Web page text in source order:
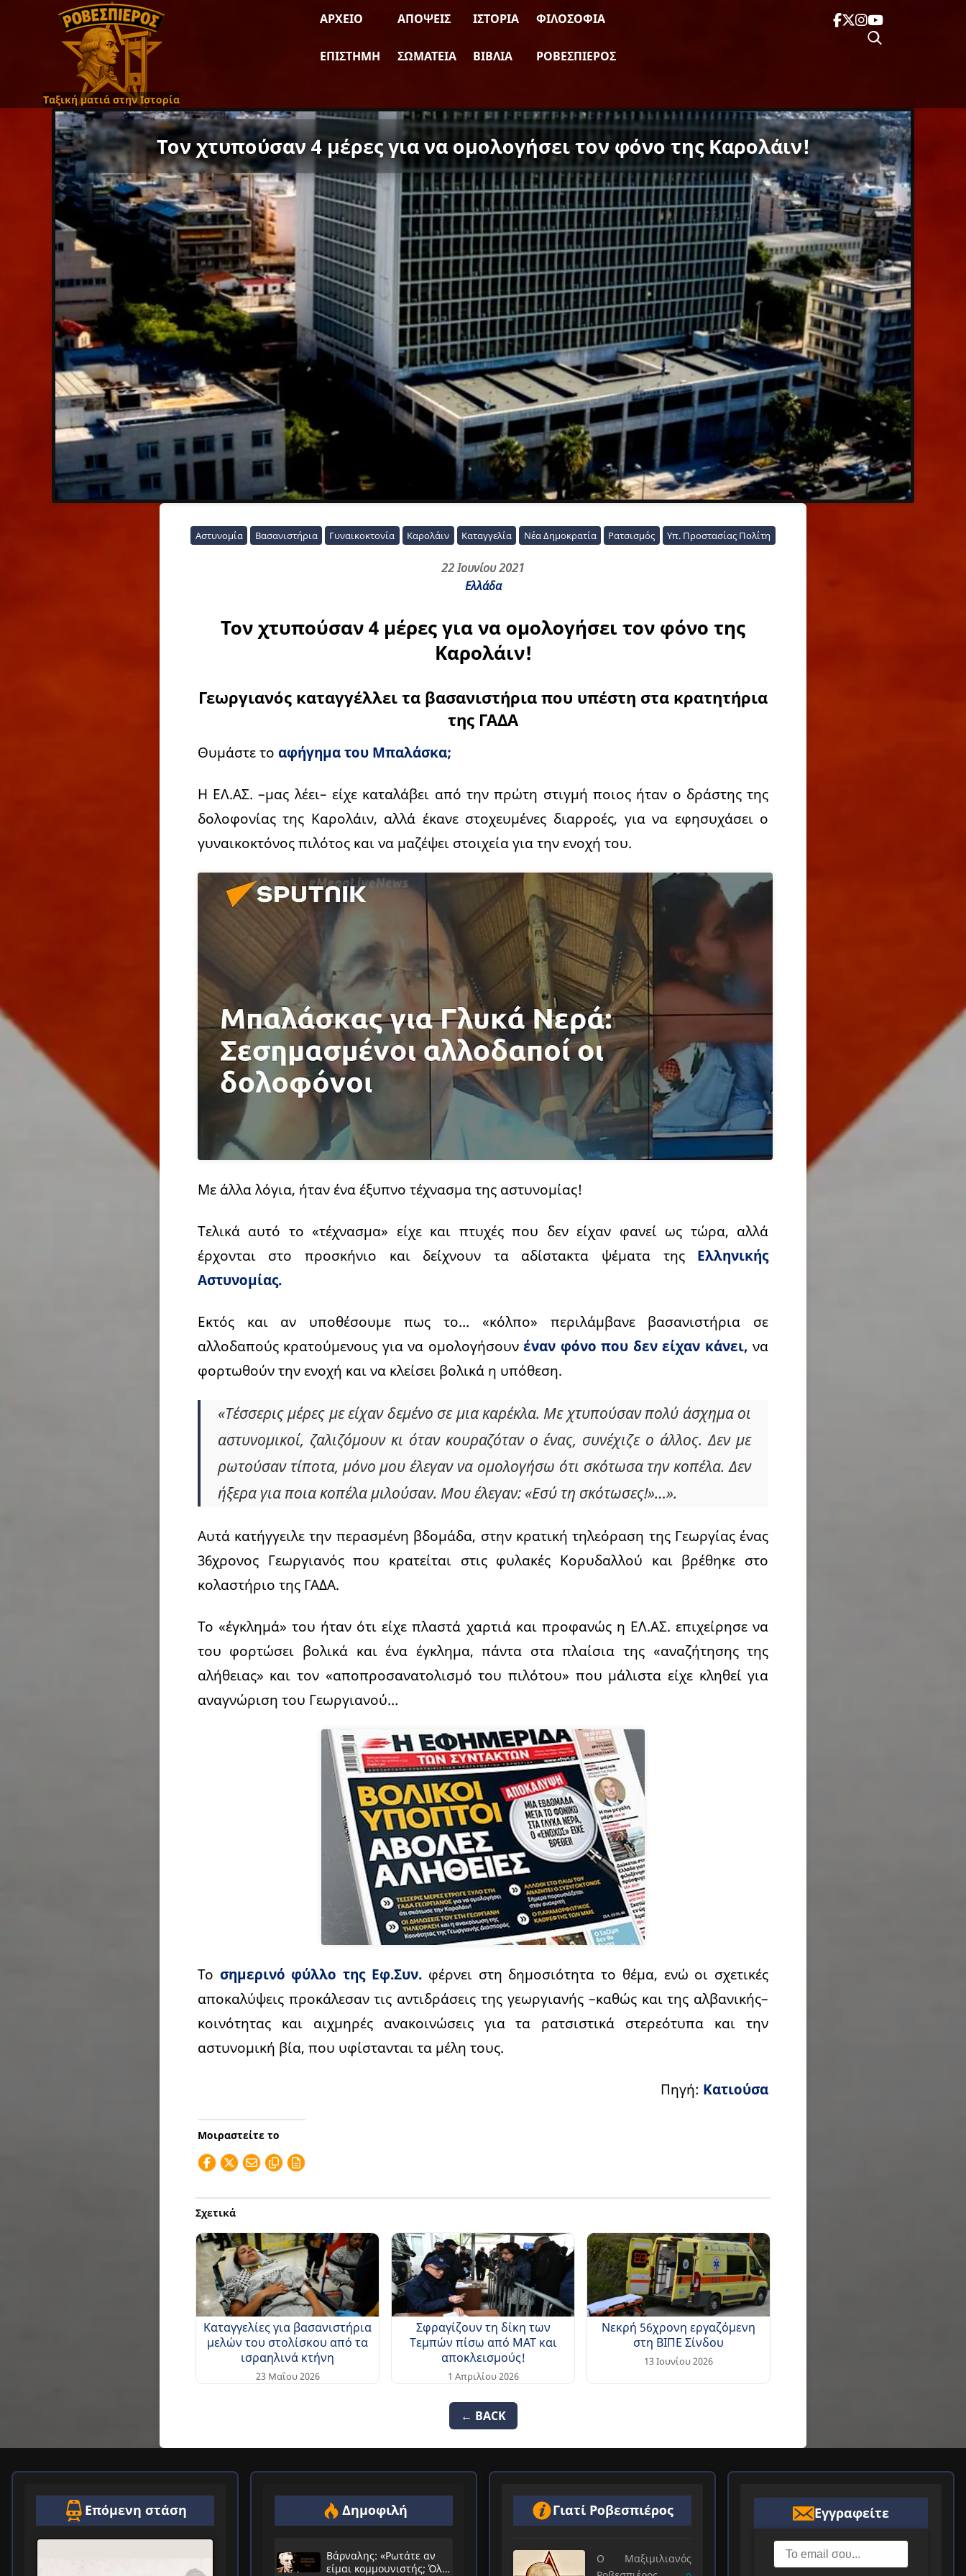
Ταξική ματιά στην Ιστορία
ΑΡΧΕΊΟ ΑΠΌΨΕΙΣ ΙΣΤΟΡΊΑ ΦΙΛΟΣΟΦΊΑ
ΕΠΙΣΤΉΜΗ ΣΩΜΑΤΕΊΑ ΒΙΒΛΊΑ ΡΟΒΕΣΠΙΈΡΟΣ
Τον χτυπούσαν 4 μέρες για να ομολογήσει τον φόνο της Καρολάιν!
Αστυνομία Βασανιστήρια Γυναικοκτονία Καρολάιν Καταγγελία Νέα Δημοκρατία Ρατσισμός Υπ. Προστασίας Πολίτη
22 Ιουνίου 2021
Ελλάδα
Τον χτυπούσαν 4 μέρες για να ομολογήσει τον φόνο της
Καρολάιν!
Γεωργιανός καταγγέλλει τα βασανιστήρια που υπέστη στα κρατητήρια
της ΓΑΔΑ
Θυμάστε το αφήγημα του Μπαλάσκα;
Η ΕΛ.ΑΣ. –μας λέει– είχε καταλάβει από την πρώτη στιγμή ποιος ήταν ο δράστης της
δολοφονίας της Καρολάιν, αλλά έκανε στοχευμένες διαρροές, για να εφησυχάσει ο
γυναικοκτόνος πιλότος και να μαζέψει στοιχεία για την ενοχή του.
Με άλλα λόγια, ήταν ένα έξυπνο τέχνασμα της αστυνομίας!
Τελικά αυτό το «τέχνασμα» είχε και πτυχές που δεν είχαν φανεί ως τώρα, αλλά
έρχονται στο προσκήνιο και δείχνουν τα αδίστακτα ψέματα της Ελληνικής
Αστυνομίας.
Εκτός και αν υποθέσουμε πως το… «κόλπο» περιλάμβανε βασανιστήρια σε
αλλοδαπούς κρατούμενους για να ομολογήσουνέναν φόνο που δεν είχαν κάνει, να
φορτωθούν την ενοχή και να κλείσει βολικά η υπόθεση.
«Τέσσερις μέρες με είχαν δεμένο σε μια καρέκλα. Με χτυπούσαν πολύ άσχημα οι
αστυνομικοί, ζαλιζόμουν κι όταν κουραζόταν ο ένας, συνέχιζε ο άλλος. Δεν με
ρωτούσαν τίποτα, μόνο μου έλεγαν να ομολογήσω ότι σκότωσα την κοπέλα. Δεν
ήξερα για ποια κοπέλα μιλούσαν. Μου έλεγαν: «Εσύ τη σκότωσες!»…».
Αυτά κατήγγειλε την περασμένη βδομάδα, στην κρατική τηλεόραση της Γεωργίας ένας
36χρονος Γεωργιανός που κρατείται στις φυλακές Κορυδαλλού και βρέθηκε στο
κολαστήριο της ΓΑΔΑ.
Το «έγκλημά» του ήταν ότι είχε πλαστά χαρτιά και προφανώς η ΕΛ.ΑΣ. επιχείρησε να
του φορτώσει βολικά και ένα έγκλημα, πάντα στα πλαίσια της «αναζήτησης της
αλήθειας» και τον «αποπροσανατολισμό του πιλότου» που μάλιστα είχε κληθεί για
αναγνώριση του Γεωργιανού…
Το σημερινό φύλλο της Εφ.Συν. φέρνει στη δημοσιότητα το θέμα, ενώ οι σχετικές
αποκαλύψεις προκάλεσαν τις αντιδράσεις της γεωργιανής –καθώς και της αλβανικής–
κοινότητας και αιχμηρές ανακοινώσεις για τα ρατσιστικά στερεότυπα και την
αστυνομική βία, που υφίστανται τα μέλη τους.
Πηγή: Κατιούσα
Μοιραστείτε το
Σχετικά
Καταγγελίες για βασανιστήρια
μελών του στολίσκου από τα
ισραηλινά κτήνη
23 Μαΐου 2026
Σφραγίζουν τη δίκη των
Τεμπών πίσω από ΜΑΤ και
αποκλεισμούς!
1 Απριλίου 2026
Νεκρή 56χρονη εργαζόμενη
στη ΒΙΠΕ Σίνδου
13 Ιουνίου 2026
← BACK
Επόμενη στάση Δημοφιλή
Βάρναλης: «Ρωτάτε αν
είμαι κομμουνιστής; Όλο
Γιατί Ροβεσπιέρος
Ο Μαξιμιλιανός
Εγγραφείτε